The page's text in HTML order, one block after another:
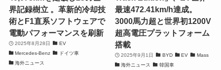
界記録樹立 。革新的冷却技
術とF1直系ソフトウェアで
電動パフォーマンスを刷新
2025年8月28日
EV
Mercedes-Benz
ドイツ車
海外ニュース
最速472.41km/h達成。
3000馬力超と世界初1200V
超高電圧プラットフォーム
搭載
2025年9月1日 BYD EV
Mass
海外ニュース
韓国車